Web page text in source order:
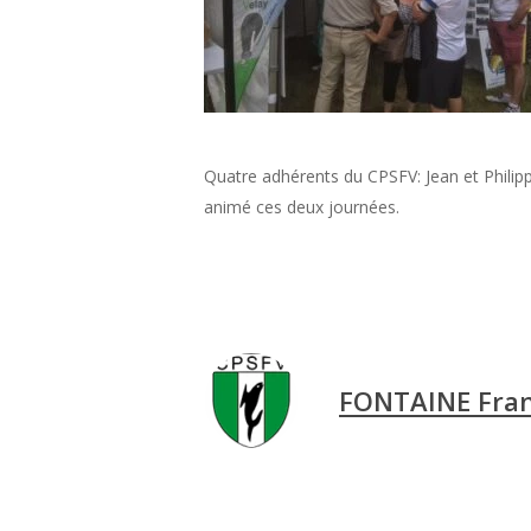
Quatre adhérents du CPSFV: Jean et
animé ces deux journées.
FONTAINE